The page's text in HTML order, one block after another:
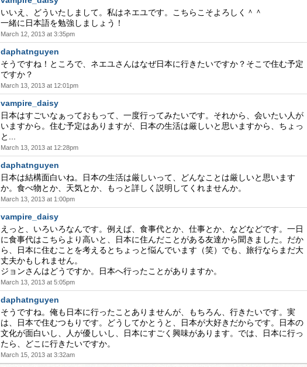
いいえ、どういたしまして。私はネエユです。こちらこそよろしく＾＾
一緒に日本語を勉強しましょう！
March 12, 2013 at 3:35pm
daphatnguyen
そうですね！ところで、ネエユさんはなぜ日本に行きたいですか？そこで住む予定
ですか？
March 13, 2013 at 12:01pm
vampire_daisy
日本はすごいなぁっておもって、一度行ってみたいです。それから、会いたい人が
いますから。住む予定はありますが、日本の生活は厳しいと思いますから、ちょっ
と...
March 13, 2013 at 12:28pm
daphatnguyen
日本は結構面白いね。日本の生活は厳しいって、どんなことは厳しいと思います
か。食べ物とか、天気とか、もっと詳しく説明してくれませんか。
March 13, 2013 at 1:00pm
vampire_daisy
えっと、いろいろなんです。例えば、食事代とか、仕事とか、などなどです。一日
に食事代はこちらより高いと、日本に住んだことがある友達から聞きました。だか
ら、日本に住むことを考えるとちょっと悩んでいます（笑）でも、旅行ならまだ大
丈夫かもしれません。
ジョンさんはどうですか。日本へ行ったことがありますか。
March 13, 2013 at 5:05pm
daphatnguyen
そうですね。俺も日本に行ったことありませんが、もちろん、行きたいです。実
は、日本で住むつもりです。どうしてかとうと、日本が大好きだからです。日本の
文化が面白いし、人が優しいし、日本にすごく興味があります。では、日本に行っ
たら、どこに行きたいですか。
March 15, 2013 at 3:32am